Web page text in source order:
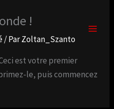
!
/ ParZoltan_Szanto
est votre premier
le, puis commencez